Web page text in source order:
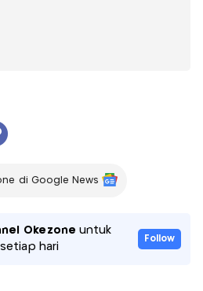
di Google News
Okezone untuk
hari
Follow